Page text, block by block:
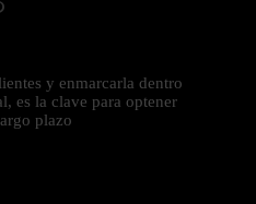
y enmarcarla dentro
es la clave para optener
plazo